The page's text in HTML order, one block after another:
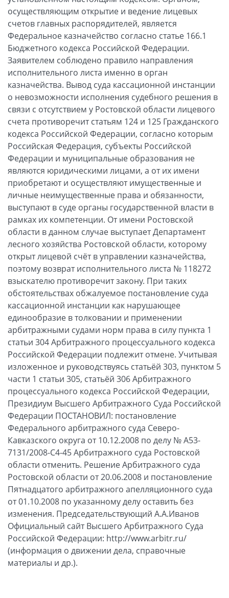
осуществляющим открытие и ведение лицевых
счетов главных распорядителей, является
Федеральное казначейство согласно статье 166.1
Бюджетного кодекса Российской Федерации.
Заявителем соблюдено правило направления
исполнительного листа именно в орган
казначейства. Вывод суда кассационной инстанции
о невозможности исполнения судебного решения в
связи с отсутствием у Ростовской области лицевого
счета противоречит статьям 124 и 125 Гражданского
кодекса Российской Федерации, согласно которым
Российская Федерация, субъекты Российской
Федерации и муниципальные образования не
являются юридическими лицами, а от их имени
приобретают и осуществляют имущественные и
личные неимущественные права и обязанности,
выступают в суде органы государственной власти в
рамках их компетенции. От имени Ростовской
области в данном случае выступает Департамент
лесного хозяйства Ростовской области, которому
открыт лицевой счёт в управлении казначейства,
поэтому возврат исполнительного листа № 118272
взыскателю противоречит закону. При таких
обстоятельствах обжалуемое постановление суда
кассационной инстанции как нарушающее
единообразие в толковании и применении
арбитражными судами норм права в силу пункта 1
статьи 304 Арбитражного процессуального кодекса
Российской Федерации подлежит отмене. Учитывая
изложенное и руководствуясь статьёй 303, пунктом 5
части 1 статьи 305, статьёй 306 Арбитражного
процессуального кодекса Российской Федерации,
Президиум Высшего Арбитражного Суда Российской
Федерации ПОСТАНОВИЛ: постановление
Федерального арбитражного суда Северо-
Кавказского округа от 10.12.2008 по делу № А53-
7131/2008-С4-45 Арбитражного суда Ростовской
области отменить. Решение Арбитражного суда
Ростовской области от 20.06.2008 и постановление
Пятнадцатого арбитражного апелляционного суда
от 01.10.2008 по указанному делу оставить без
изменения. Председательствующий А.А.Иванов
Официальный сайт Высшего Арбитражного Суда
Российской Федерации: http://www.arbitr.ru/
(информация о движении дела, справочные
материалы и др.).